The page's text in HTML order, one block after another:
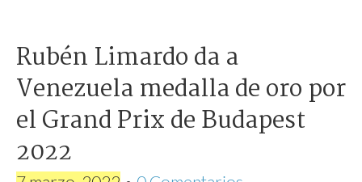
Rubén Limardo da a
Venezuela medalla de oro por
el Grand Prix de Budapest
2022